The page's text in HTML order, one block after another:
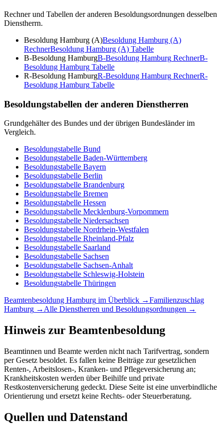
Rechner und Tabellen der anderen Besoldungsordnungen desselben
Dienstherrn.
Besoldung Hamburg (A)Besoldung Hamburg (A)
RechnerBesoldung Hamburg (A) Tabelle
B-Besoldung HamburgB-Besoldung Hamburg RechnerB-
Besoldung Hamburg Tabelle
R-Besoldung HamburgR-Besoldung Hamburg RechnerR-
Besoldung Hamburg Tabelle
Besoldungstabellen der anderen Dienstherren
Grundgehälter des Bundes und der übrigen Bundesländer im
Vergleich.
Besoldungstabelle Bund
Besoldungstabelle Baden-Württemberg
Besoldungstabelle Bayern
Besoldungstabelle Berlin
Besoldungstabelle Brandenburg
Besoldungstabelle Bremen
Besoldungstabelle Hessen
Besoldungstabelle Mecklenburg-Vorpommern
Besoldungstabelle Niedersachsen
Besoldungstabelle Nordrhein-Westfalen
Besoldungstabelle Rheinland-Pfalz
Besoldungstabelle Saarland
Besoldungstabelle Sachsen
Besoldungstabelle Sachsen-Anhalt
Besoldungstabelle Schleswig-Holstein
Besoldungstabelle Thüringen
Beamtenbesoldung Hamburg im Überblick →Familienzuschlag
Hamburg → Alle Dienstherren und Besoldungsordnungen →
Hinweis zur Beamtenbesoldung
Beamtinnen und Beamte werden nicht nach Tarifvertrag, sondern
per Gesetz besoldet. Es fallen keine Beiträge zur gesetzlichen
Renten-, Arbeitslosen-, Kranken- und Pflegeversicherung an;
Krankheitskosten werden über Beihilfe und private
Restkostenversicherung gedeckt. Diese Seite ist eine unverbindliche
Orientierung und ersetzt keine Rechts- oder Steuerberatung.
Quellen und Datenstand